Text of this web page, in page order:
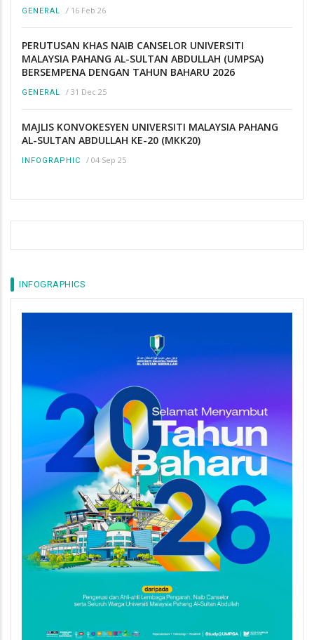
GENERAL / 16 Feb 26
PERUTUSAN KHAS NAIB CANSELOR UNIVERSITI
MALAYSIA PAHANG AL-SULTAN ABDULLAH (UMPSA)
BERSEMPENA DENGAN TAHUN BAHARU 2026
GENERAL / 31 Dec 25
MAJLIS KONVOKESYEN UNIVERSITI MALAYSIA PAHANG
AL-SULTAN ABDULLAH KE-20 (MKK20)
INFOGRAPHIC / 04 Sep 25
INFOGRAPHICS